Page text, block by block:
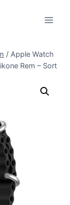
/ Apple Watch
Rem – Sort